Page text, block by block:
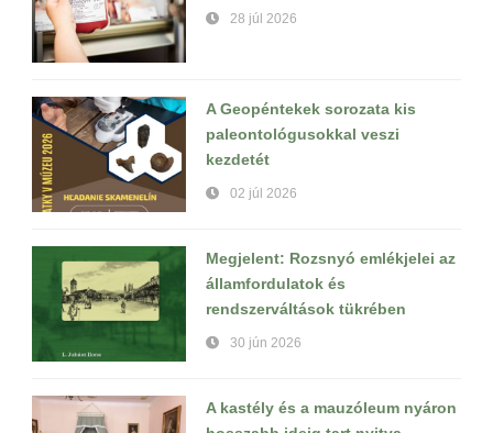
28 júl 2026
A Geopéntekek sorozata kis
paleontológusokkal veszi
kezdetét
02 júl 2026
Megjelent: Rozsnyó emlékjelei az
államfordulatok és
rendszerváltások tükrében
30 jún 2026
A kastély és a mauzóleum nyáron